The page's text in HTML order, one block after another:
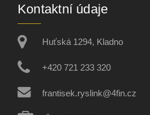
Kontaktní údaje
Huťská 1294, Kladno
+420 721 233 320
frantisek.ryslink@4fin.cz